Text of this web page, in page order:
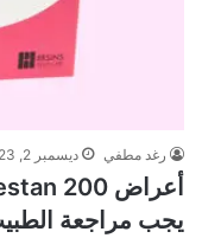
رغد مطفي ديسمبر 2, 2023
يجب مراجعة